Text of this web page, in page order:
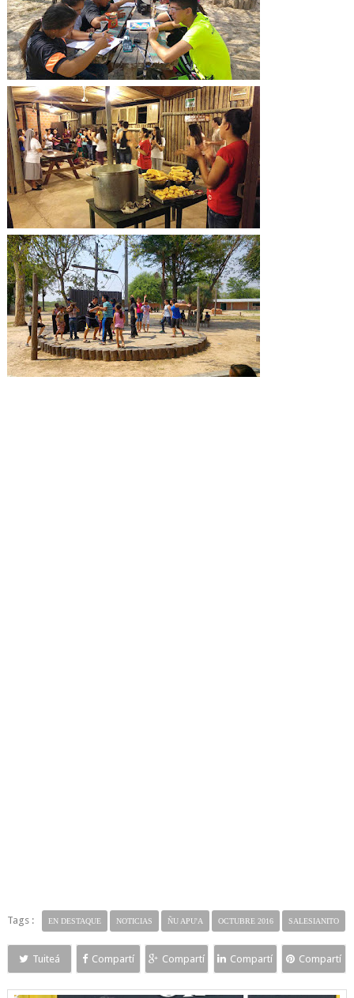
Tags : EN DESTAQUE NOTICIAS ÑU APU'A OCTUBRE 2016 SALESIANITO
Tuiteá Compartí Compartí Compartí Compartí